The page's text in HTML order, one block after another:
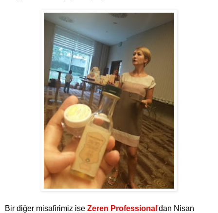
Bir diğer misafirimiz ise Zeren Professional 'dan Nisan